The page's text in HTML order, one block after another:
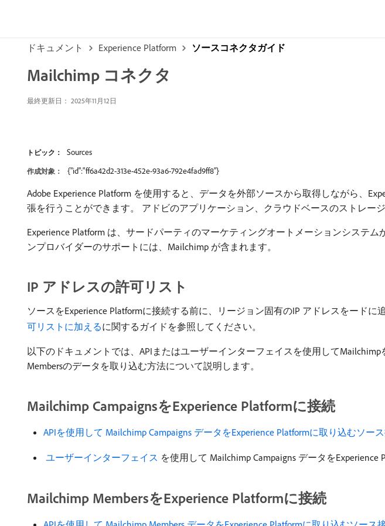
ドキュメント Experience Platform ソースコネクタガイド
Mailchimp コネクタ
最終更新日： 2025年11月12日
トピック： Sources
作成対象： {"id":"ff6a42d2-313e-452e-93a6-792e4fad9ff8"}
Adobe Experience Platform を使用すると、データを外部ソースから取得しながら、
張を行うことができます。 アドビのアプリケーション、クラウドベースのストレー
Experience Platform は、サードパーティのマーケティングオートメーションシステ
ンプロバイダーのサポートには、Mailchimp が含まれます。
IP アドレスの許可リスト
ソースをExperience Platformに接続する前に、リージョン固有のIP アドレスをードに
可リストに加えるに関するガイドを参照してください。
以下のドキュメントでは、APIまたはユーザーインターフェイスを使用してMailchimp
Membersのデータを取り込む方法について説明します。
Mailchimp CampaignsをExperience Platformに接続
APIを使用して Mailchimp Campaigns データをExperience Platformに取り込むソー
​ ユーザーインターフェイス ​ を使用して Mailchimp Campaigns データを
Mailchimp MembersをExperience Platformに接続